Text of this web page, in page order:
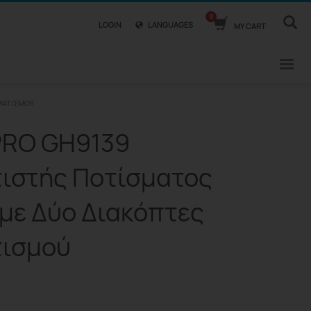
LOGIN LANGUAGES MY CART
GH9139
Ποτίσματος
Δύο Διακόπτες